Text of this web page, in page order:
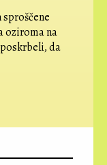
oziroma na
da